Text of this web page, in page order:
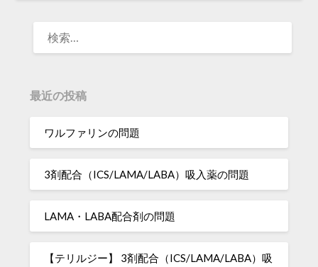
最近の投稿
ワルファリンの問題
3剤配合（ICS/LAMA/LABA）吸入薬の問題
LAMA・LABA配合剤の問題
【テリルジー】 3剤配合（ICS/LAMA/LABA）吸